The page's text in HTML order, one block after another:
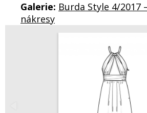
Galerie: Burda Style 4/2017
nákresy